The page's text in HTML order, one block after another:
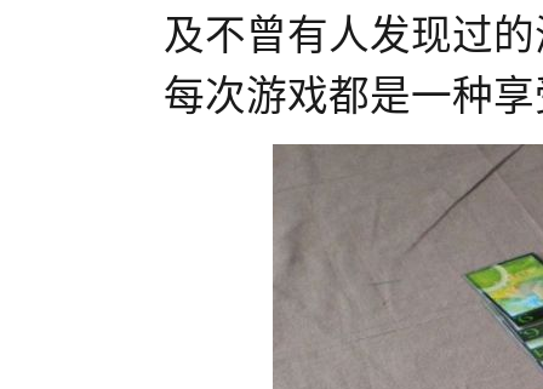
及不曾有人发现过
每次游戏都是一种